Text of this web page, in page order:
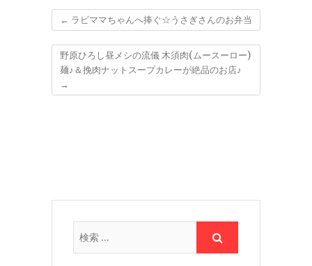
← ラビママちゃんへ捧ぐ☆うさぎさんのお弁当
野原ひろし昼メシの流儀 木須肉(ムースーロー)
麺♪＆挽肉ナットスープカレーが絶品のお店♪
→